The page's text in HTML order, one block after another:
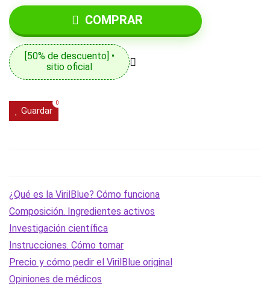
COMPRAR
[50% de descuento] •
sitio oficial
Guardar
0
¿Qué es la VirilBlue? Cómo funciona
Composición. Ingredientes activos
Investigación científica
Instrucciones. Cómo tomar
Precio y cómo pedir el VirilBlue original
Opiniones de médicos